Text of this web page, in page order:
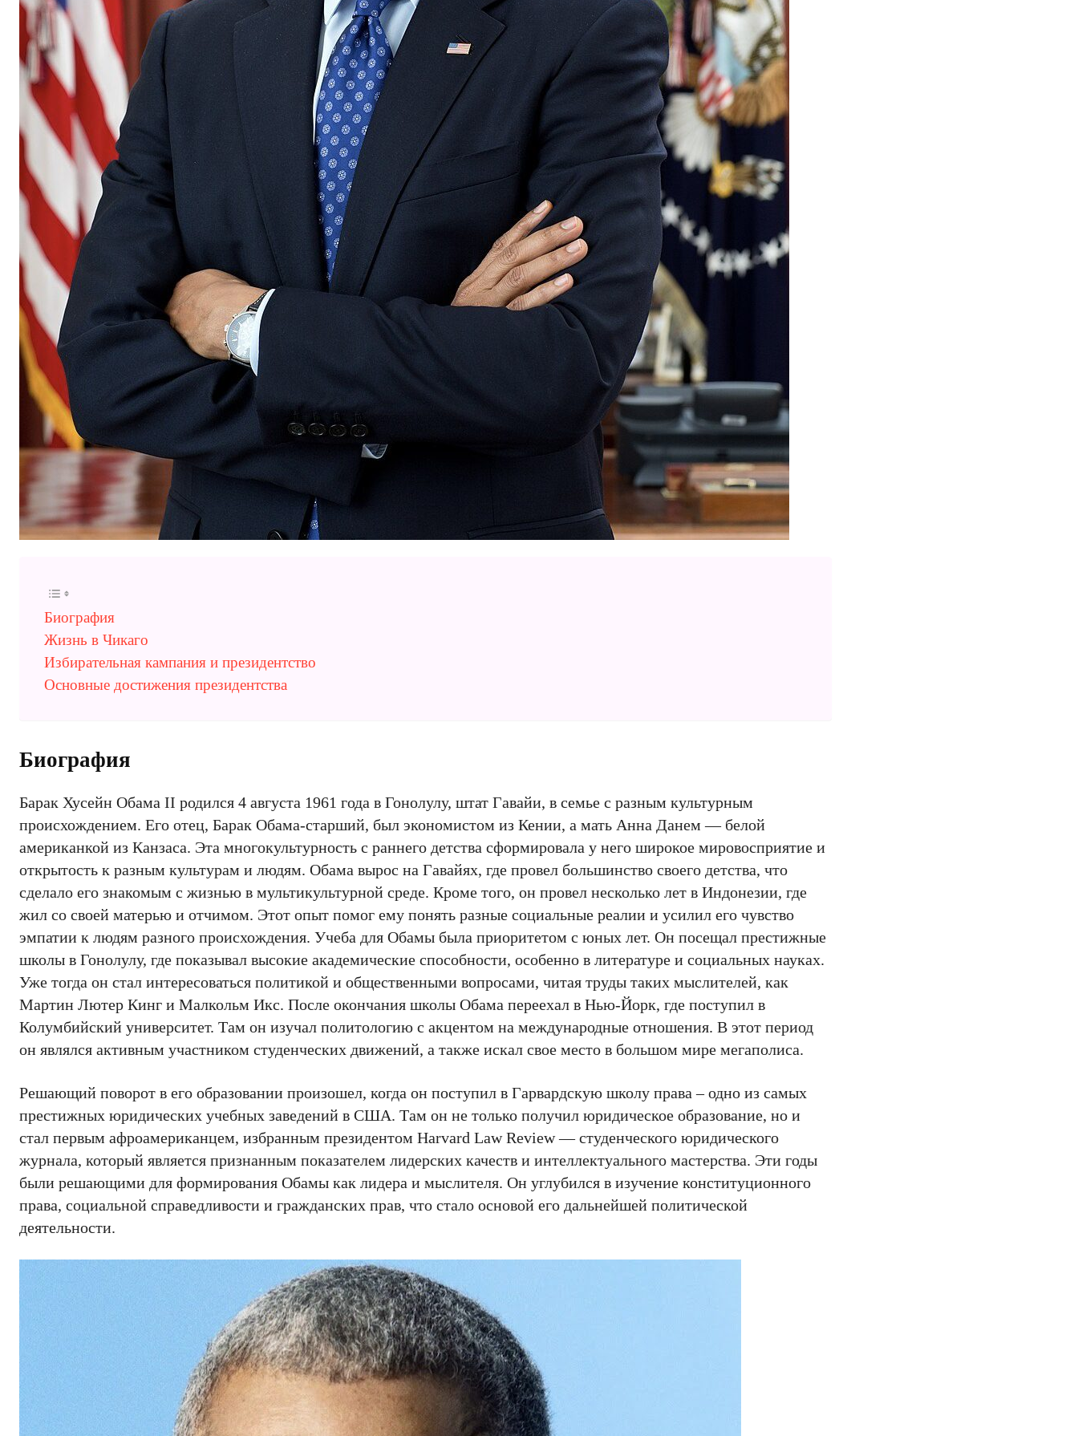
Биография
Жизнь в Чикаго
Избирательная кампания и президентство
Основные достижения президентства
Биография
Барак Хусейн Обама II родился 4 августа 1961 года в Гонолулу, штат Гавайи, в семье с разным культурным
происхождением. Его отец, Барак Обама-старший, был экономистом из Кении, а мать Анна Данем — белой
американкой из Канзаса. Эта многокультурность с раннего детства сформировала у него широкое мировосприятие и
открытость к разным культурам и людям. Обама вырос на Гавайях, где провел большинство своего детства, что
сделало его знакомым с жизнью в мультикультурной среде. Кроме того, он провел несколько лет в Индонезии, где
жил со своей матерью и отчимом. Этот опыт помог ему понять разные социальные реалии и усилил его чувство
эмпатии к людям разного происхождения. Учеба для Обамы была приоритетом с юных лет. Он посещал престижные
школы в Гонолулу, где показывал высокие академические способности, особенно в литературе и социальных науках.
Уже тогда он стал интересоваться политикой и общественными вопросами, читая труды таких мыслителей, как
Мартин Лютер Кинг и Малкольм Икс. После окончания школы Обама переехал в Нью-Йорк, где поступил в
Колумбийский университет. Там он изучал политологию с акцентом на международные отношения. В этот период
он являлся активным участником студенческих движений, а также искал свое место в большом мире мегаполиса.
Решающий поворот в его образовании произошел, когда он поступил в Гарвардскую школу права – одно из самых
престижных юридических учебных заведений в США. Там он не только получил юридическое образование, но и
стал первым афроамериканцем, избранным президентом Harvard Law Review — студенческого юридического
журнала, который является признанным показателем лидерских качеств и интеллектуального мастерства. Эти годы
были решающими для формирования Обамы как лидера и мыслителя. Он углубился в изучение конституционного
права, социальной справедливости и гражданских прав, что стало основой его дальнейшей политической
деятельности.